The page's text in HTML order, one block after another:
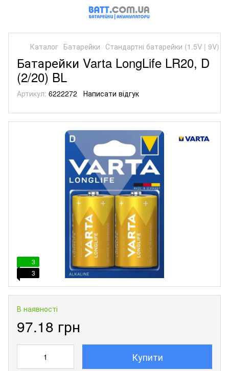
Каталог Батарейки Стандартні батарейки (1.5V | 9V)
Батарейки Varta LongLife LR20, D
(2/20) BL
Артикул: 6222272 Написати відгук
3
3
В наявності
97.18 грн
Купити